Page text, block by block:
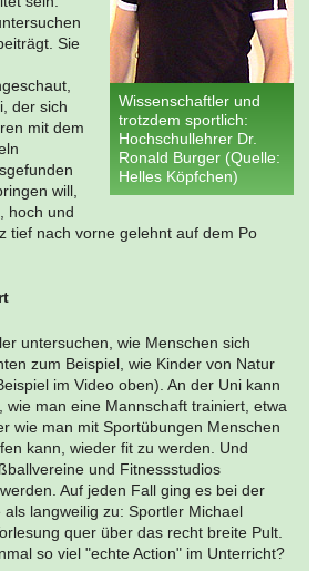
Wissenschaftler und
trotzdem sportlich:
Hochschullehrer Dr.
Ronald Burger (Quelle:
Helles Köpfchen)
Sie
der sich
mit dem
will,
hoch und
tief nach vorne gelehnt auf dem Po
untersuchen, wie Menschen sich
zum Beispiel, wie Kinder von Natur
im Video oben). An der Uni kann
wie man eine Mannschaft trainiert, etwa
wie man mit Sportübungen Menschen
kann, wieder fit zu werden. Und
und Fitnessstudios
Auf jeden Fall ging es bei der
langweilig zu: Sportler Michael
quer über das recht breite Pult.
so viel "echte Action" im Unterricht?